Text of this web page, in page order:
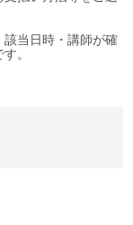
当日時・講師が確
。